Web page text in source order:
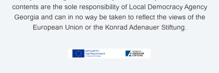
contents are the sole responsibility of Local Democracy Agency
Georgia and can in no way be taken to reflect the views of the
European Union or the Konrad Adenauer Stiftung.